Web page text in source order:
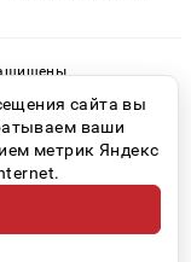
16+
сайта вы
ваши
метрик Яндекс